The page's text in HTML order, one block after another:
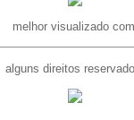
melhor visualizado
alguns direitos